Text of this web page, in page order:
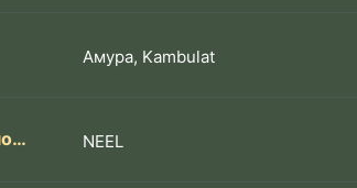
Амура, Kambulat
Скажи мне как твои дела моя мона лиза NEEL